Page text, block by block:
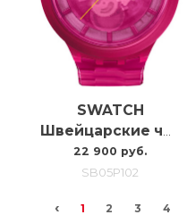
SWATCH
22 900 руб.
SB05P102
‹ 1 2 3 4